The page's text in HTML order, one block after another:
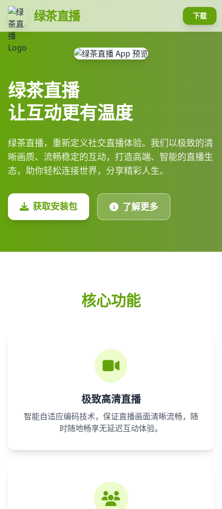
绿茶直播 下载
绿茶直播
让互动更有温度
绿茶直播，重新定义社交直播体验。我们以极致的清
晰画质、流畅稳定的互动，打造高端、智能的直播生
态，助你轻松连接世界，分享精彩人生。
获取安装包 了解更多
核心功能
极致高清直播
智能自适应编码技术，保证直播画面清晰流畅，随
时随地畅享无延迟互动体验。